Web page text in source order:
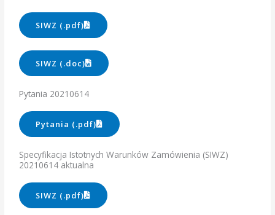
SIWZ (.pdf)
SIWZ (.doc)
Pytania 20210614
Pytania (.pdf)
Specyfikacja Istotnych Warunków Zamówienia (SIWZ)
20210614 aktualna
SIWZ (.pdf)